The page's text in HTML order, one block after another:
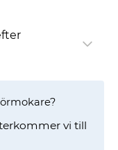
vi till